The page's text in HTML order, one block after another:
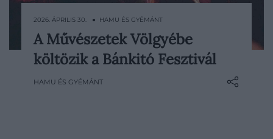
Az idén 35. jubileumát ünneplő
Művészetek Völgye egy különleges hírrel
készült az idei évre. A tavaly véget ért
2026. ÁPRILIS 30. ● HAMU ÉS GYÉMÁNT
A Művészetek Völgyébe
költözik a Bánkitó Fesztivál
HAMU ÉS GYÉMÁNT